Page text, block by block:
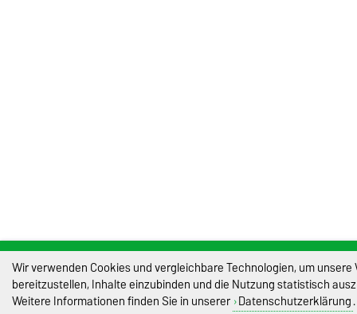
Wir verwenden Cookies und vergleichbare Technologien, um
bereitzustellen, Inhalte einzubinden und die Nutzung statistisch
Weitere Informationen finden Sie in unserer Datenschutzerklärung.